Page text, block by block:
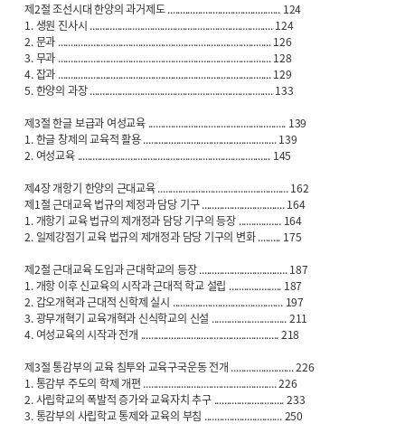
제2절 조선시대 한양의 과거제도 ............................................. 124
1. 생원 진사시 ......................................................................... 124
2. 문과 ..................................................................................... 126
3. 무과 ..................................................................................... 128
4. 잡과 ..................................................................................... 129
5. 한양의 과장 ......................................................................... 133
제3절 한글 보급과 여성교육 ....................................................... 139
1. 한글 창제의 교육적 활용 ..................................................... 139
2. 여성교육 ............................................................................. 145
제4장 개항기 한양의 근대교육 .................................................... 162
제1절 근대교육 법규의 제정과 담당 기구 ................................. 164
1. 개항기 교육 법규의 제개정과 담당 기구의 등장 ................. 164
2. 일제강점기 교육 법규의 제개정과 담당 기구의 변화 ......... 175
제2절 근대교육 도입과 근대학교의 등장 ................................... 187
1. 개항 이후 신교육의 시작과 근대적 학교 설립 ..................... 187
2. 갑오개혁과 근대적 신학제 실시 ............................................ 197
3. 광무개혁기 교육개혁과 신식학교의 신설 .............................. 211
4. 여성교육의 시작과 전개 ....................................................... 218
제3절 통감부의 교육 침투와 교육구국운동 전개 ......................... 226
1. 통감부 주도의 학제 개편 ..................................................... 226
2. 사립학교의 폭발적 증가와 교육자치 추구 ............................ 233
3. 통감부의 사립학교 통제와 교육의 부침 ............................... 250